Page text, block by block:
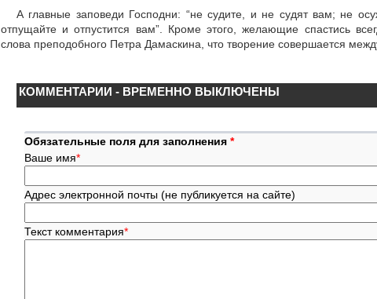
А главные заповеди Господни: “не судите, и не судят вам; не
отпущайте и отпустится вам”. Кроме этого, желающие спастись
слова преподобного Петра Дамаскина, что творение совершается
КОММЕНТАРИИ - ВРЕМЕННО ВЫКЛЮЧЕНЫ
Обязательные поля для заполнения *
Ваше имя*
Адрес электронной почты (не публикуется на сайте)
Текст комментария*